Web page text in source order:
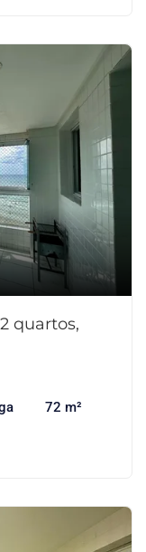
quartos,
72 m²